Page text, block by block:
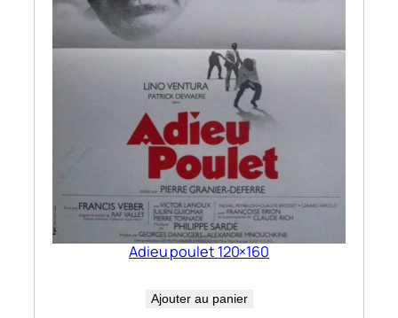
Adieu poulet 120×160
Ajouter au panier